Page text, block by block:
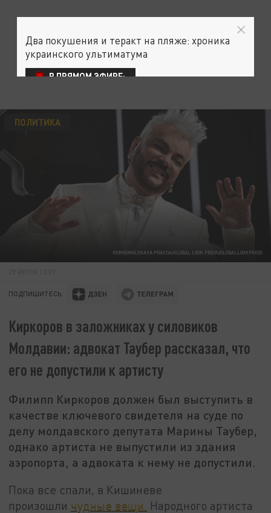
KOMSOMOLSKAYA PRAVDA/GLOBAL LOOK PRESS/GLOBALLOOKPRESS
ПОЛИТИКА
ПОДПИШИТЕСЬ:
Киркоров в заложниках у силовиков
Молдавии: адвокат Таубер рассказал, что
его не допустили к артисту
Филипп Киркоров должен был выступить в
качестве ключевого свидетеля на суде по
делу молдавского депутата Марины Таубер,
однако артиста не выпустили из здания
аэропорта, а адвоката к нему не допустили.
Пока все спали, в Кишиневе
произошли чудные вещи.
Народного артиста
Два покушения и теракт на пляже: хроника
украинского ультиматума
В ПРЯМОМ ЭФИРЕ: